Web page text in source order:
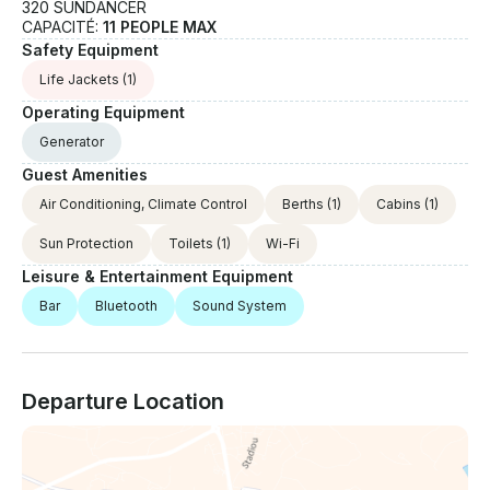
320 SUNDANCER
CAPACITÉ: 11 PEOPLE MAX
Safety Equipment
Life Jackets (1)
Operating Equipment
Generator
Guest Amenities
Air Conditioning, Climate Control Berths (1) Cabins (1)
Sun Protection Toilets (1) Wi-Fi
Leisure & Entertainment Equipment
Bar Bluetooth Sound System
Departure Location